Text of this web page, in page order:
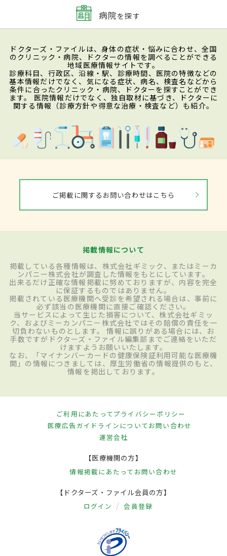
病院を探す
ドクターズ・ファイルは、身体の症状・悩みに合わせ、全国
のクリニック・病院、ドクターの情報を調べることができる
地域医療情報サイトです。
診療科目、行政区、沿線・駅、診療時間、医院の特徴などの
基本情報だけでなく、気になる症状、病名、検査名などから
条件に合ったクリニック・病院、ドクターを探すことができ
ます。 医院情報だけでなく、独自取材に基づき、ドクターに
関する情報（診療方針や得意な治療・検査など）も紹介。
ご掲載に関するお問い合わせはこちら
掲載情報について
掲載している各種情報は、株式会社ギミック、またはミーカ
ンパニー株式会社が調査した情報をもとにしています。
出来るだけ正確な情報掲載に努めておりますが、内容を完全
に保証するものではありません。
掲載されている医療機関へ受診を希望される場合は、事前に
必ず該当の医療機関に直接ご確認ください。
当サービスによって生じた損害について、株式会社ギミッ
ク、およびミーカンパニー株式会社ではその賠償の責任を一
切負わないものとします。 情報に誤りがある場合には、お
手数ですがドクターズ・ファイル編集部までご連絡をいただ
けますようお願いいたします。
なお、「マイナンバーカードの健康保険証利用可能な医療機
関」の情報につきましては、厚生労働省の情報提供のもと、
情報を掲出しております。
ご利用にあたってプライバシーポリシー
医療広告ガイドラインについてお問い合わせ
運営会社
【医療機関の方】
情報掲載にあたって お問い合わせ
【ドクターズ・ファイル会員の方】
ログイン 会員登録